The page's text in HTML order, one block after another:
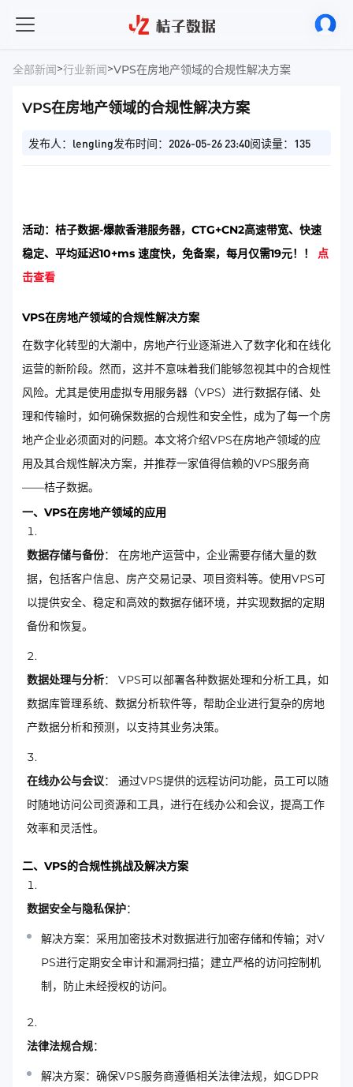
全部新闻>行业新闻>VPS在房地产领域的合规性解决方案
VPS在房地产领域的合规性解决方案
发布人：lengling发布时间：2026-05-26 23:40阅读量：135
活动：桔子数据-爆款香港服务器，CTG+CN2高速带宽、快速
稳定、平均延迟10+ms 速度快，免备案，每月仅需19元！！ 点
击查看
VPS在房地产领域的合规性解决方案
在数字化转型的大潮中，房地产行业逐渐进入了数字化和在线化
运营的新阶段。然而，这并不意味着我们能够忽视其中的合规性
风险。尤其是使用虚拟专用服务器（VPS）进行数据存储、处
理和传输时，如何确保数据的合规性和安全性，成为了每一个房
地产企业必须面对的问题。本文将介绍VPS在房地产领域的应
用及其合规性解决方案，并推荐一家值得信赖的VPS服务商
——桔子数据。
一、VPS在房地产领域的应用
数据存储与备份： 在房地产运营中，企业需要存储大量的数
据，包括客户信息、房产交易记录、项目资料等。使用VPS可
以提供安全、稳定和高效的数据存储环境，并实现数据的定期
备份和恢复。
数据处理与分析： VPS可以部署各种数据处理和分析工具，如
数据库管理系统、数据分析软件等，帮助企业进行复杂的房地
产数据分析和预测，以支持其业务决策。
在线办公与会议： 通过VPS提供的远程访问功能，员工可以随
时随地访问公司资源和工具，进行在线办公和会议，提高工作
效率和灵活性。
二、VPS的合规性挑战及解决方案
数据安全与隐私保护：
解决方案：采用加密技术对数据进行加密存储和传输；对V
PS进行定期安全审计和漏洞扫描；建立严格的访问控制机
制，防止未经授权的访问。
法律法规合规：
解决方案：确保VPS服务商遵循相关法律法规，如GDPR